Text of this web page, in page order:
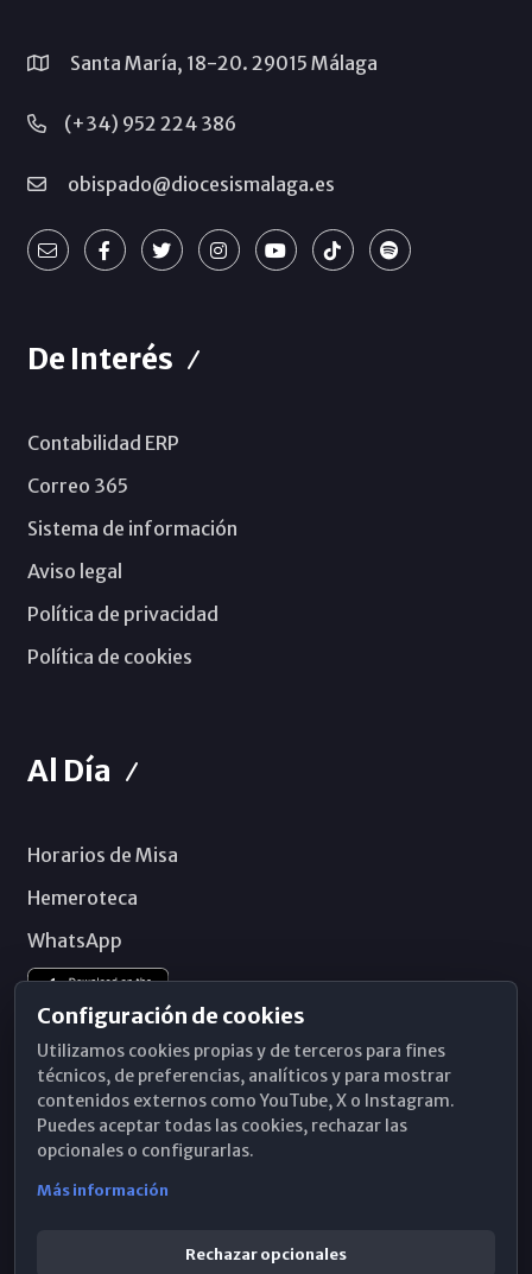
Santa María, 18-20. 29015 Málaga
(+34) 952 224 386
obispado@diocesismalaga.es
De Interés
Contabilidad ERP
Correo 365
Sistema de información
Aviso legal
Política de privacidad
Política de cookies
Al Día
Horarios de Misa
Hemeroteca
WhatsApp
Configuración de cookies
Utilizamos cookies propias y de terceros para fines
técnicos, de preferencias, analíticos y para mostrar
contenidos externos como YouTube, X o Instagram.
Puedes aceptar todas las cookies, rechazar las
opcionales o configurarlas.
Más información
Rechazar opcionales